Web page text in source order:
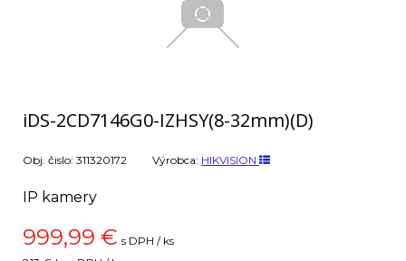
iDS-2CD7146G0-IZHSY(8-32mm)(D)
Obj. čislo: 311320172 Výrobca: HIKVISION
IP kamery
999,99 € s DPH / ks